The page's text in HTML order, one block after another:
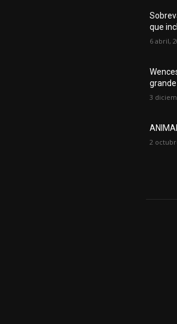
que
6 abril,
3
2